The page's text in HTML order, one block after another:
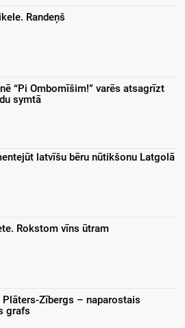
Randeņš
“Pi Ombomīšim!” varēs atsagrīzt
symtā
latvīšu bēru nūtikšonu Latgolā
Rokstom vīns ūtram
Plāters-Zībergs – naparostais
grafs